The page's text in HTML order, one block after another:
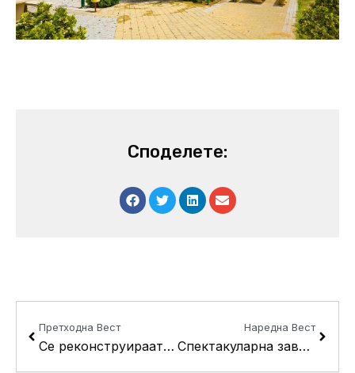
Споделете:
Претходна Вест
Се реконструираат тротоари и се чистат дивите депонии во Кисела Вода
Наредна Вест
Спектакуларна завршница на културното лето “Три круши”